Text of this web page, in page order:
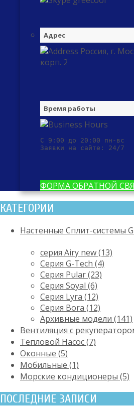
Адрес
Россия, г.
корп. 2
Время работы
С 9:00 до 20:00 пн-вс
Заявки на сайте: 24/7
ФОРМА ОБРАТНОЙ
КАТЕГОРИИ
Настенные Сплит-системы
серия Airy new (13)
Серия G-Tech (4)
Серия Pular (23)
Cерия Soyal (6)
Серия Lyra (12)
Серия Bora (12)
Архивные модели (141)
Вентиляция с
Тепловой Насос (7)
Оконные (5)
Мобильные (1)
Морские кондиционеры (5)
ПОСЛЕДНИЕ ЗАПИСИ